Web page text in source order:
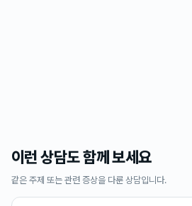
이런 상담도 함께 보세요
같은 주제 또는 관련 증상을 다룬 상담입니다.